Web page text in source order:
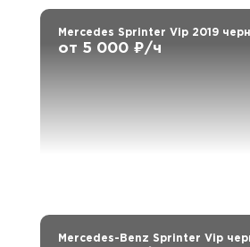
Mercedes Sprinter Vip 2019
от 5 000 ₽/ч
Mercedes-Benz Sprinter Vip